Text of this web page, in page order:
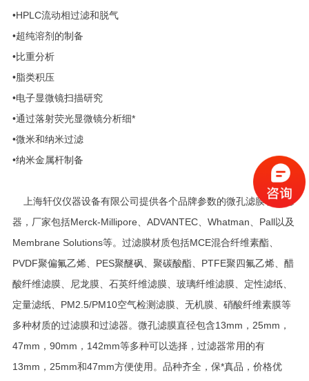
•HPLC流动相过滤和脱气
•超纯溶剂的制备
•比重分析
•脂类积压
•电子显微镜扫描研究
•通过落射荧光显微镜分析细*
•微米和纳米过滤
•纳米金属杆制备
上海轩仪仪器设备有限公司提供各个品牌参数的微孔滤膜和过滤
器，厂家包括Merck-Millipore、ADVANTEC、Whatman、Pall以及
Membrane Solutions等。过滤膜材质包括MCE混合纤维素酯、
PVDF聚偏氟乙烯、PES聚醚砜、聚碳酸酯、PTFE聚四氟乙烯、醋
酸纤维滤膜、尼龙膜、石英纤维滤膜、玻璃纤维滤膜、定性滤纸、
定量滤纸、PM2.5/PM10空气检测滤膜、无机膜、硝酸纤维素膜等
多种材质的过滤膜和过滤器。微孔滤膜直径包含13mm，25mm，
47mm，90mm，142mm等多种可以选择，过滤器常用的有
13mm，25mm和47mm方便使用。品种齐全，保*真品，价格优